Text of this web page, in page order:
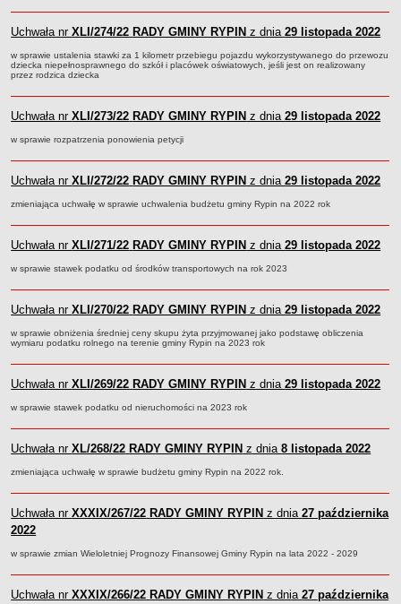
Jednostki pomocnicze - sołectwa
Plan pracy komisji rewizyjnej
Sesje Rady Gminy Rypin
Strategia rozwoju
Uchwały
Postać dokumentów
Akty Prawne, Dzienniki Ustaw, Monitory Polskie
Prawo miejscowe
Zarządzenia
Studium uwarunkowań i kierunków zagospodarowania
przestrzennego
obwodowych komisji wyborczych, opis granic okręgów wyborczych
Budżet
Wieloletnia Prognoza Finansowa
Majątek gminy
Majątek jednostek organizacyjnych
Dług publiczny
Uchwała nrXLI/274/22 RADY GMINY RYPIN z dnia29 listopada 2022
w sprawie ustalenia stawki za 1 kilometr przebiegu pojazdu wykorzystywanego do przewozu
dziecka niepełnosprawnego do szkół i placówek oświatowych, jeśli jest on realizowany
przez rodzica dziecka
Uchwała nrXLI/273/22 RADY GMINY RYPIN z dnia29 listopada 2022
w sprawie rozpatrzenia ponowienia petycji
Uchwała nrXLI/272/22 RADY GMINY RYPIN z dnia29 listopada 2022
zmieniająca uchwałę w sprawie uchwalenia budżetu gminy Rypin na 2022 rok
Uchwała nrXLI/271/22 RADY GMINY RYPIN z dnia29 listopada 2022
w sprawie stawek podatku od środków transportowych na rok 2023
Uchwała nrXLI/270/22 RADY GMINY RYPIN z dnia29 listopada 2022
w sprawie obniżenia średniej ceny skupu żyta przyjmowanej jako podstawę obliczenia
wymiaru podatku rolnego na terenie gminy Rypin na 2023 rok
Uchwała nrXLI/269/22 RADY GMINY RYPIN z dnia29 listopada 2022
w sprawie stawek podatku od nieruchomości na 2023 rok
Uchwała nrXL/268/22 RADY GMINY RYPIN z dnia8 listopada 2022
zmieniająca uchwałę w sprawie budżetu gminy Rypin na 2022 rok.
Uchwała nrXXXIX/267/22 RADY GMINY RYPIN z dnia27 października
2022
w sprawie zmian Wieloletniej Prognozy Finansowej Gminy Rypin na lata 2022 - 2029
Uchwała nrXXXIX/266/22 RADY GMINY RYPIN z dnia27 października